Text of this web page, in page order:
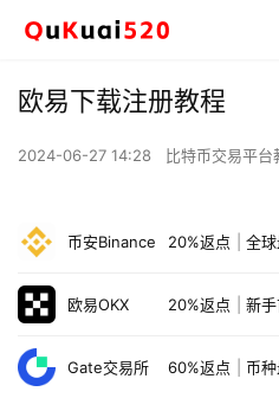
欧易下载注册教程
2024-06-27 14:28 比特币交易平台
币安Binance 20%返点 全
欧易OKX 20%返点 新
Gate交易所 60%返点 币